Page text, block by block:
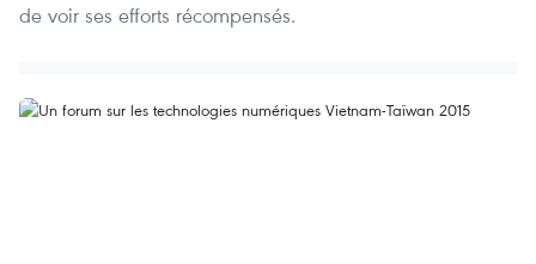
de voir ses efforts récompensés.